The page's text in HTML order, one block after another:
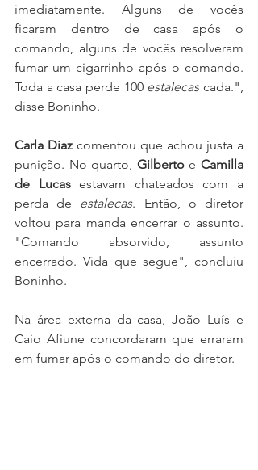
imediatamente. Alguns de vocês
ficaram dentro de casa após o
comando, alguns de vocês resolveram
fumar um cigarrinho após o comando.
Toda a casa perde 100 estalecas cada.",
disse Boninho.
Carla Diaz comentou que achou justa a
punição. No quarto, Gilberto e Camilla
de Lucas estavam chateados com a
perda de estalecas. Então, o diretor
voltou para manda encerrar o assunto.
"Comando absorvido, assunto
encerrado. Vida que segue", concluiu
Boninho.
Na área externa da casa, João Luís e
Caio Afiune concordaram que erraram
em fumar após o comando do diretor.